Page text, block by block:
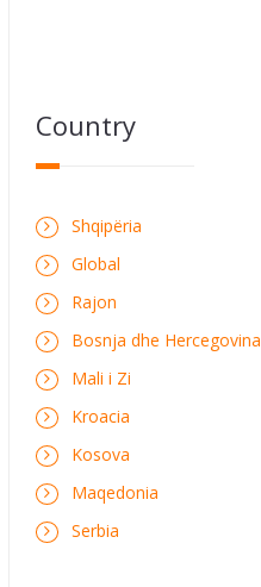
Country
Shqipëria
Global
Rajon
Bosnja dhe Hercegovina
Mali i Zi
Kroacia
Kosova
Maqedonia
Serbia